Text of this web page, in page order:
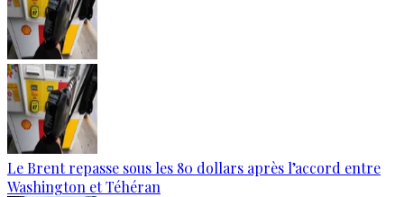
Le Brent repasse sous les 80 dollars après l’accord entre
Washington et Téhéran